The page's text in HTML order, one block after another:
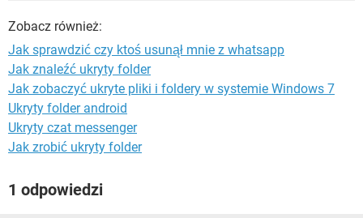
Zobacz również:
Jak sprawdzić czy ktoś usunął mnie z whatsapp
Jak znaleźć ukryty folder
Jak zobaczyć ukryte pliki i foldery w systemie Windows 7
Ukryty folder android
Ukryty czat messenger
Jak zrobić ukryty folder
1 odpowiedzi